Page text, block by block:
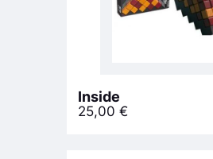
Inside
25,00 €